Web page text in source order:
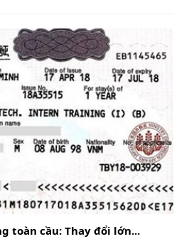
toàn cầu: Thay đổi lớn...